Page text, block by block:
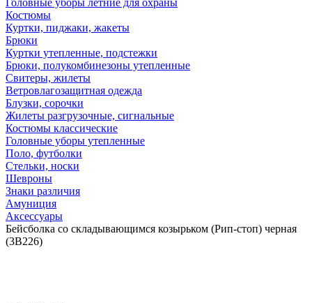
Головные уборы летние для охраны
Костюмы
Куртки, пиджаки, жакеты
Брюки
Куртки утепленные, подстежки
Брюки, полукомбинезоны утепленные
Свитеры, жилеты
Ветровлагозащитная одежда
Блузки, сорочки
Жилеты разгрузочные, сигнальные
Костюмы классические
Головные уборы утепленные
Поло, футболки
Стельки, носки
Шевроны
Знаки различия
Амуниция
Аксессуары
Бейсболка со складывающимся козырьком (Рип-стоп) черная
(3В226)